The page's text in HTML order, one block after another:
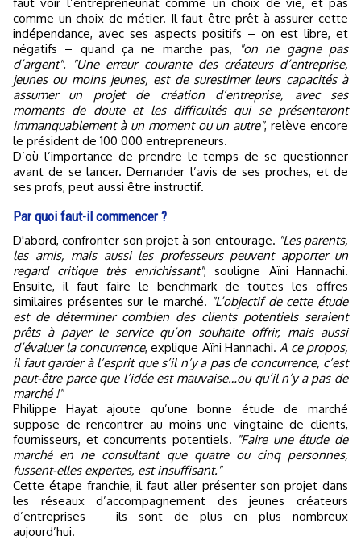
comme un choix de métier. Il faut être prêt à assurer cette
indépendance, avec ses aspects positifs – on est libre, et
négatifs – quand ça ne marche pas,
"on ne gagne pas
d’argent". "Une erreur courante des créateurs d’entreprise,
jeunes ou moins jeunes, est de surestimer leurs capacités à
assumer un projet de création d’entreprise, avec ses
moments de doute et les difficultés qui se présenteront
immanquablement à un moment ou un autre", relève encore
le président de 100 000 entrepreneurs.
D’où l’importance de prendre le temps de se questionner
avant de se lancer. Demander l’avis de ses proches, et de
ses profs, peut aussi être instructif.
Par quoi faut-il commencer ?
D'abord, confronter son projet à son entourage. "Les parents,
les amis, mais aussi les professeurs peuvent apporter un
regard critique très enrichissant", souligne Aïni Hannachi.
Ensuite, il faut faire le benchmark de toutes les offres
similaires présentes sur le marché. "L’objectif de cette étude
est de déterminer combien des clients potentiels seraient
prêts à payer le service qu’on souhaite offrir, mais aussi
d’évaluer la concurrence, explique Aïni Hannachi. A ce propos,
il faut garder à l’esprit que s’il n’y a pas de concurrence, c’est
peut-être parce que l’idée est mauvaise…ou qu’il n’y a pas de
marché !"
Philippe Hayat ajoute qu’une bonne étude de marché
suppose de rencontrer au moins une vingtaine de clients,
fournisseurs, et concurrents potentiels. "Faire une étude de
marché en ne consultant que quatre ou cinq personnes,
fussent-elles expertes, est insuffisant."
Cette étape franchie, il faut aller présenter son projet dans
les réseaux d’accompagnement des jeunes créateurs
d’entreprises – ils sont de plus en plus nombreux
aujourd’hui.